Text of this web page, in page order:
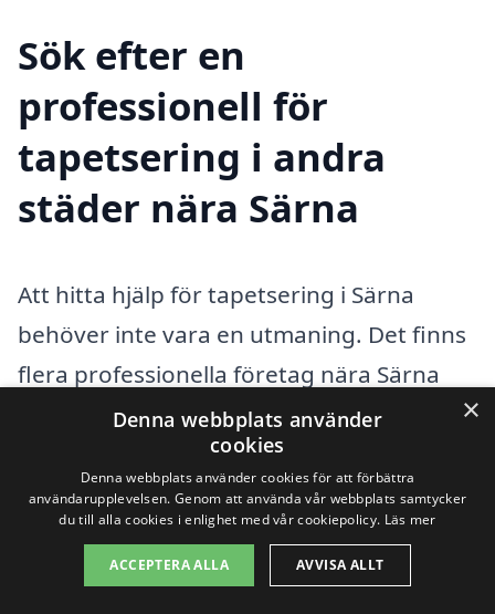
Sök efter en
professionell för
tapetsering i andra
städer nära Särna
Att hitta hjälp för tapetsering i Särna
behöver inte vara en utmaning. Det finns
flera professionella företag nära Särna
som kan assistera med dina
tapetseringsbehov. Tapetsering kan ge
ditt hem ett helt nytt utseende och
känsla, och det är viktigt att ha rätt
hantverkare för jobbet. Genom
×
Denna webbplats använder
cookies
Denna webbplats använder cookies för att förbättra
användarupplevelsen. Genom att använda vår webbplats samtycker
du till alla cookies i enlighet med vår cookiepolicy. Läs mer
ACCEPTERA ALLA AVVISA ALLT